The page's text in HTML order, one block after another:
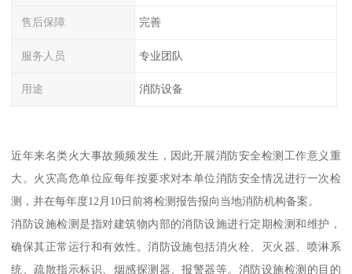
售后保障 完善
服务人员 专业团队
用途 消防设备
近年来名类火大事故频频发生，因此开展消防安全检测工作意义重
大。火灾高危单位应每年按要求对本单位消防安全情况进行一次检
测，并在每年度12月10日前将检测报告报向当地消防机构备案。
消防设施检测是指对建筑物内部的消防设施进行定期检测和维护，
确保其正常运行和有效性。消防设施包括消火栓、灭火器、喷淋系
统、疏散指示标识、烟感探测器、报警器等。消防设施检测的目的